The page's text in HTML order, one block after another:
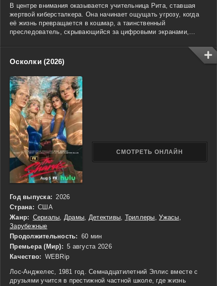
В центре внимания оказывается учительница Рита, ставшая
жертвой киберсталкера. Она начинает ощущать угрозу, когда
её жизнь превращается в кошмар, а таинственный
преследователь, скрывающийся за цифровыми экранами,
существования. Работа, отношения с учениками, друзья, семья
и личная самооценка — всё это становится мишенью для
манипуляций её врага. Рита решает разобраться, кто стоит за
этим преследованием и что он на самом деле хочет. Однако,
на каждом шагу она сталкивается с новыми трудностями,
раскрывая, что её окружение полно скрытых мотивов и ложных
лиц. В поисках правды она сталкивается с внутренними
сомнениями и осознанием того, что доверие к близким людям
может быть опасным.
Осколки (2026)
Год выпуска: 2026
Страна: США
Жанр: Сериалы Драмы Детективы Триллеры ,Ужасы
Зарубежные
Продолжительность: 60 мин
Премьера (Мир): 5 августа 2026
Качество: WEBRip
Лос-Анджелес, 1981 год. Семнадцатилетний Эллис вместе с
друзьями учится в престижной частной школе, где жизнь
СМОТРЕТЬ ОНЛАЙН